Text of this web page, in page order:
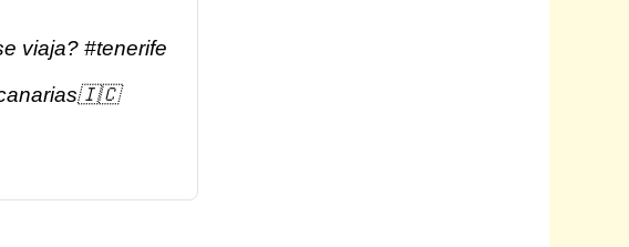
viaja? #tenerife